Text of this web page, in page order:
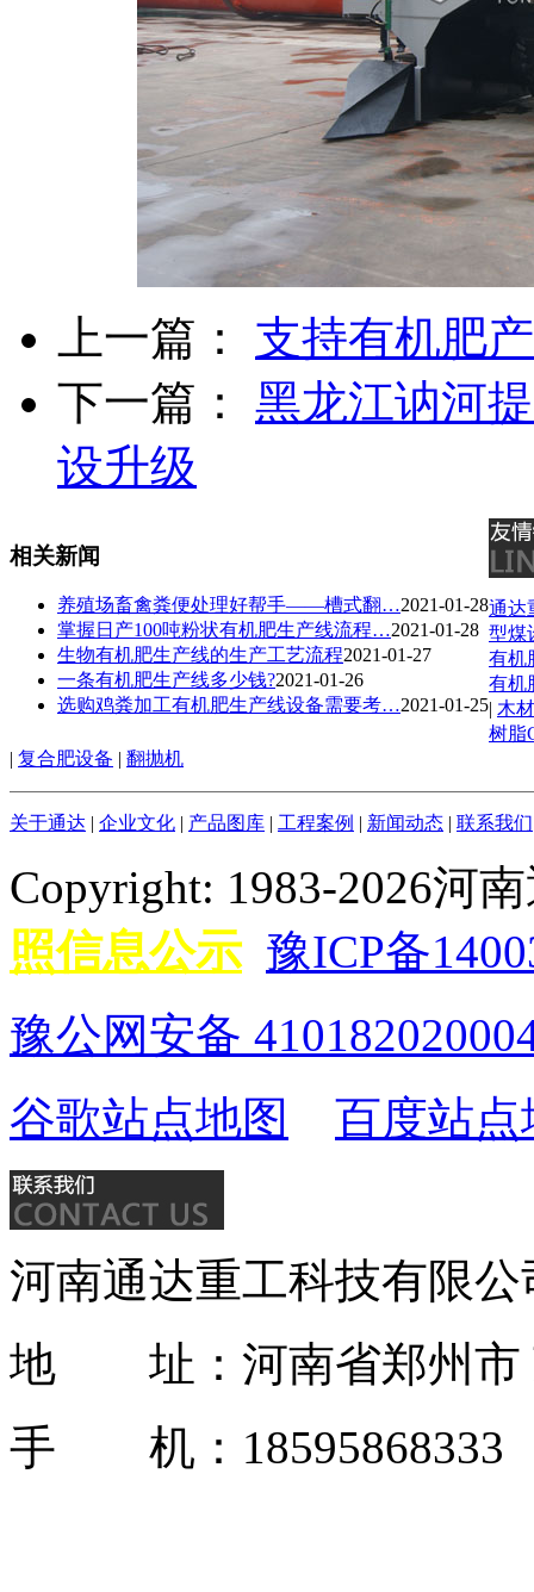
上一篇： 支持有机肥
下一篇： 黑龙江讷河
设升级
相关新闻
养殖场畜禽粪便处理好帮手——槽式翻…2021-01-28
掌握日产100吨粉状有机肥生产线流程…2021-01-28
生物有机肥生产线的生产工艺流程2021-01-27
一条有机肥生产线多少钱?2021-01-26
选购鸡粪加工有机肥生产线设备需要考…2021-01-25
通达
型煤
有机
有机
| 木
树脂
| 复合肥设备 | 翻抛机
关于通达 | 企业文化 | 产品图库 | 工程案例 | 新闻动态 | 联系我们
Copyright: 1983-2026河
照信息公示 豫ICP备
豫公网安备
谷歌站点地图
百度站点
河南通达重工科技有限公
地 址：河南省郑州市
手 机：18595868333